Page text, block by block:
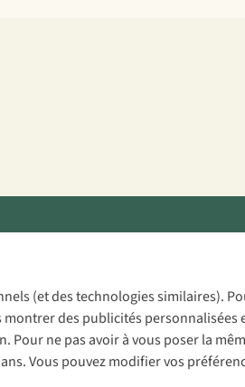
(et des technologies similaires).
des publicités personnalisées
Pour ne pas avoir à vous poser la
Vous pouvez modifier vos